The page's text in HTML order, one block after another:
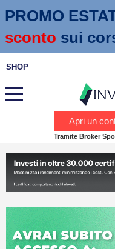
PROMO
sconto sui
SHOP
Calendario
Webinar
Trading
Apri un
Tramite Broker